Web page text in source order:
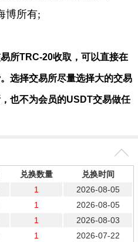
博所有;
所TRC-20收取 ，可以直接在
选择交易所尽量选择大的交易
也不为会员的USDT交易做任
兑换数量
兑换时间
1
2026-08-05
1
2026-08-05
1
2026-08-03
1
2026-07-22